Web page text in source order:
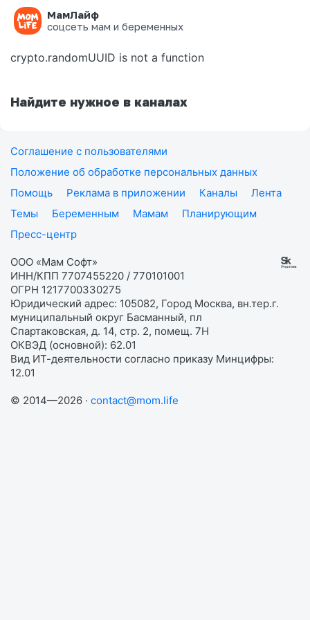
МамЛайф
соцсеть мам и беременных
Ошибка на странице
crypto.randomUUID is not a function
Найдите нужное в каналах
Соглашение с пользователями
Положение об обработке персональных данных
Помощь
Реклама в приложении Каналы
Лента
Темы
Беременным Мамам
Планирующим
Пресс-центр
ООО «Мам Софт»
ИНН/КПП 7707455220 / 770101001
ОГРН 1217700330275
Юридический адрес: 105082, Город Москва, вн.тер.г.
муниципальный округ Басманный, пл
Спартаковская, д. 14, стр. 2, помещ. 7Н
ОКВЭД (основной): 62.01
Вид ИТ-деятельности согласно приказу Минцифры:
12.01
© 2014—2026 · contact@mom.life